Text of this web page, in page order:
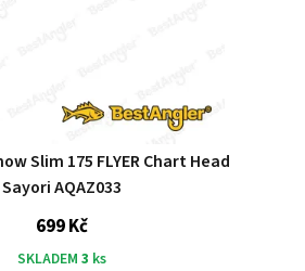
Slim 175 FLYER Chart Head
Sayori AQAZ033
699 Kč
SKLADEM 3 ks